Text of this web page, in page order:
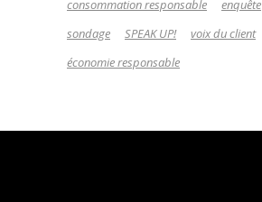
consommation responsable
enquête
sondage
SPEAK UP!
voix du client
économie responsable